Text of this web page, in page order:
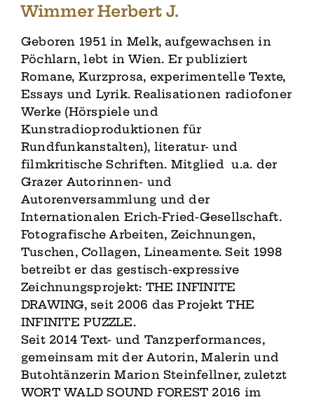
Wimmer Herbert J.
Geboren 1951 in Melk, aufgewachsen in
Pöchlarn, lebt in Wien. Er publiziert
Romane, Kurzprosa, experimentelle Texte,
Essays und Lyrik. Realisationen radiofoner
Werke (Hörspiele und
Kunstradioproduktionen für
Rundfunkanstalten), literatur- und
filmkritische Schriften. Mitglied u.a. der
Grazer Autorinnen- und
Autorenversammlung und der
Internationalen Erich-Fried-Gesellschaft.
Fotografische Arbeiten, Zeichnungen,
Tuschen, Collagen, Lineamente. Seit 1998
betreibt er das gestisch-expressive
Zeichnungsprojekt: THE INFINITE
DRAWING, seit 2006 das Projekt THE
INFINITE PUZZLE.
Seit 2014 Text- und Tanzperformances,
gemeinsam mit der Autorin, Malerin und
Butohtänzerin Marion Steinfellner, zuletzt
WORT WALD SOUND FOREST 2016 im